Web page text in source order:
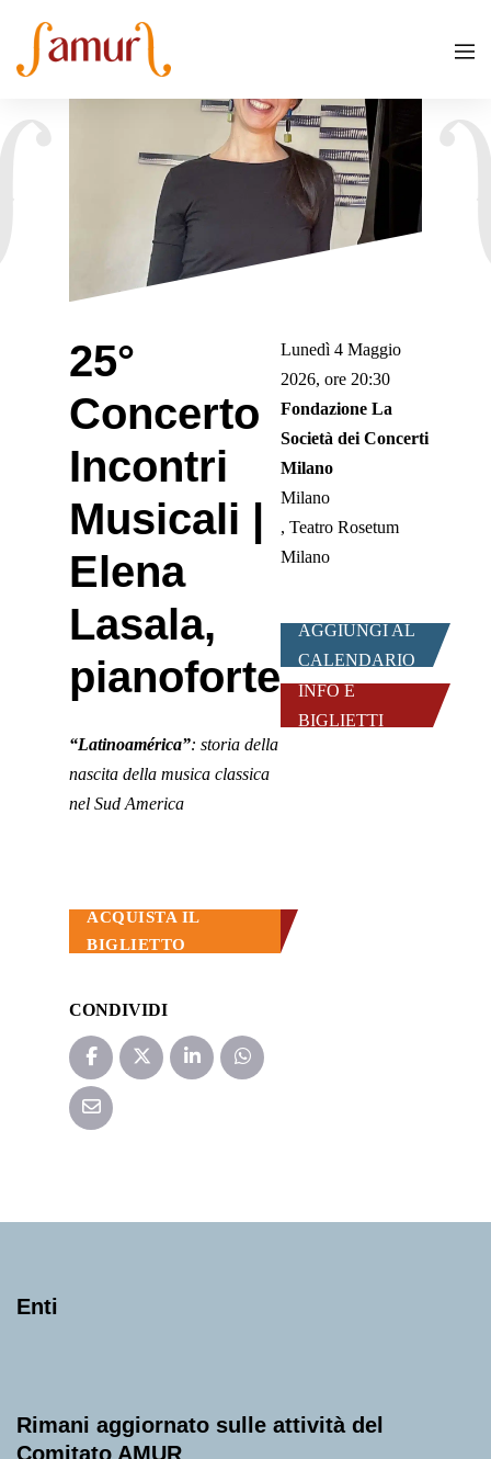
25°
Concerto
Incontri
Musicali |
Elena
Lasala,
pianoforte
“Latinoamérica”: storia della
nascita della musica classica
nel Sud America
ACQUISTA IL
BIGLIETTO
CONDIVIDI
Lunedì 4 Maggio
2026, ore 20:30
Fondazione La
Società dei Concerti
Milano
Milano
Teatro Rosetum
Milano
AGGIUNGI AL
CALENDARIO
INFO E
BIGLIETTI
Enti
Rimani aggiornato sulle attività del
Comitato AMUR